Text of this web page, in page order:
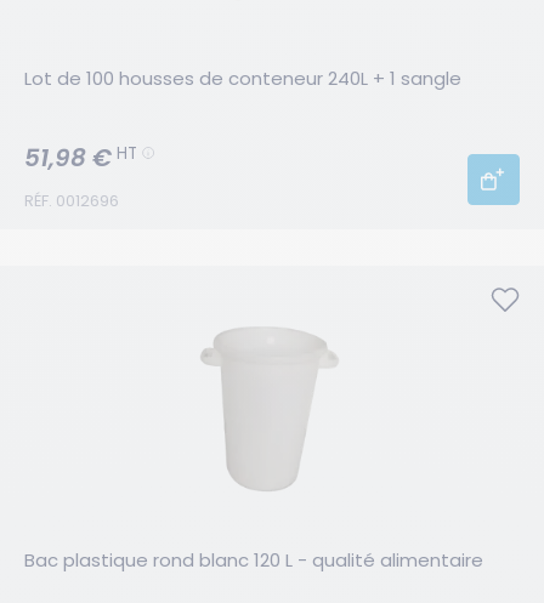
Lot de 100 housses de conteneur 240L + 1 sangle
RÉF. 0012696
51,98 € HT
Bac plastique rond blanc 120 L - qualité alimentaire